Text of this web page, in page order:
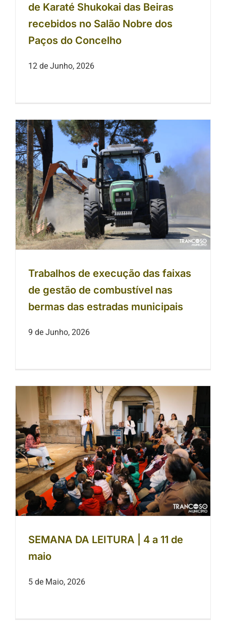
de Karaté Shukokai das Beiras
recebidos no Salão Nobre dos
Paços do Concelho
12 de Junho, 2026
Trabalhos de execução das faixas
de gestão de combustível nas
bermas das estradas municipais
Trabalhos de execução das faixas
de gestão de combustível nas
bermas das estradas municipais
9 de Junho, 2026
SEMANA DA LEITURA | 4 a 11 de
maio
SEMANA DA LEITURA | 4 a 11 de
maio
5 de Maio, 2026